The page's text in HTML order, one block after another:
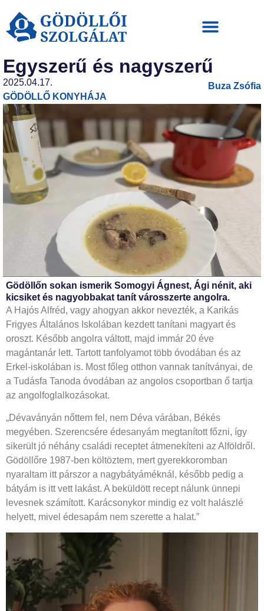
Egyszerű és nagyszerű
2025.04.17.
GÖDÖLLŐ KONYHÁJA
Buza Zsófia
Gödöllőn sokan ismerik Somogyi Ágnest, Ági nénit, aki
kicsiket és nagyobbakat tanít városszerte angolra.
A Hajós Alfréd, vagy ahogyan akkor nevezték, a Karikás
Frigyes Általános Iskolában kezdett tanítani magyart és
oroszt. Később angolra váltott, majd immár 20 éve
magántanár lett. Tartott tanfolyamot több óvodában és az
Erkel-iskolában is. Most főleg otthon vannak tanítványai, de
a Tudásfa Tanoda óvodában az angolos csoportban ő tartja
az angolfoglalkozásokat.
„Dévaványán nőttem fel, nem Déva várában, Békés
megyében. Szerencsére édesanyám megtanított főzni, így
sikerült jó néhány családi receptet átmenekíteni az Alföldről.
Gödöllőre 1987-ben költöztem, mert gyerekkoromban
nyaraltam itt párszor a nagybátyáméknál, később pedig a
bátyám is itt vett lakást. A beküldött recept nálunk ünnepi
levesnek számított. Karácsonykor mindig ez volt halászlé
helyett, mivel édesapám nem szerette a halat.”